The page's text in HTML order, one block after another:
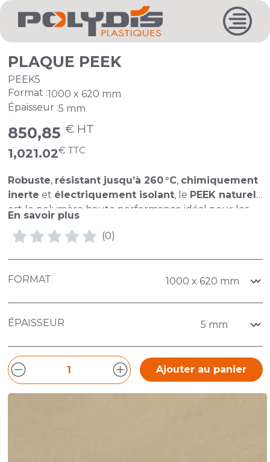
PLAQUE PEEK
PEEK5
Format :1000 x 620 mm
Épaisseur :5 mm
850,85 € HT
1,021.02€ TTC
Robuste, résistant jusqu’à 260 °C, chimiquement
inerte et électriquement isolant, le PEEK naturel
est le polymère haute performance idéal pour les
environnements exigeants, techniques et industriels.
En savoir plus
(0)
FORMAT
ÉPAISSEUR
Ajouter au panier